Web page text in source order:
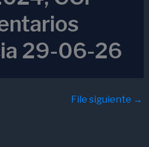
29-06-26
File siguiente →